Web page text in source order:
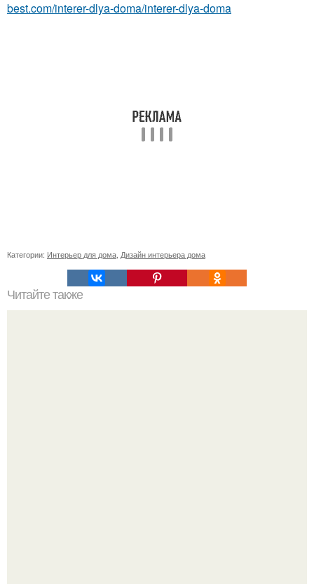
best.com/interer-dlya-doma/interer-dlya-doma
Категории: Интерьер для дома Дизайн интерьера дома
Читайте также